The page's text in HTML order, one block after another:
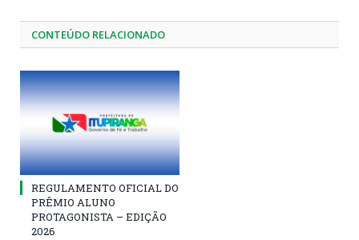
CONTEÚDO RELACIONADO
REGULAMENTO OFICIAL DO
PRÊMIO ALUNO
PROTAGONISTA – EDIÇÃO
2026